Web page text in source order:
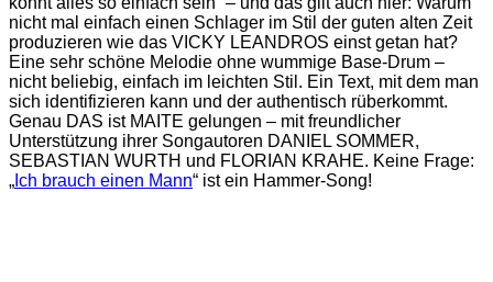
nicht mal einfach einen Schlager im Stil der guten alten Zeit
produzieren wie das VICKY LEANDROS einst getan hat?
Eine sehr schöne Melodie ohne wummige Base-Drum –
nicht beliebig, einfach im leichten Stil. Ein Text, mit dem man
sich identifizieren kann und der authentisch rüberkommt.
Genau DAS ist MAITE gelungen – mit freundlicher
Unterstützung ihrer Songautoren DANIEL SOMMER,
SEBASTIAN WURTH und FLORIAN KRAHE. Keine Frage:
„ Ich brauch einen Mann“ ist ein Hammer-Song!